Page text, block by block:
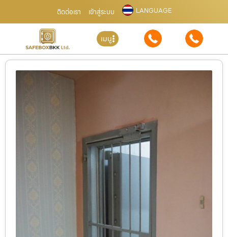
ติดต่อเรา เข้าสู่ระบบ LANGUAGE
เมนู